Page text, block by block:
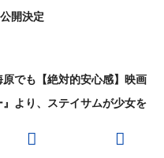
開決定
原でも【絶対的安心感】映画
』より、ステイサムが少女を